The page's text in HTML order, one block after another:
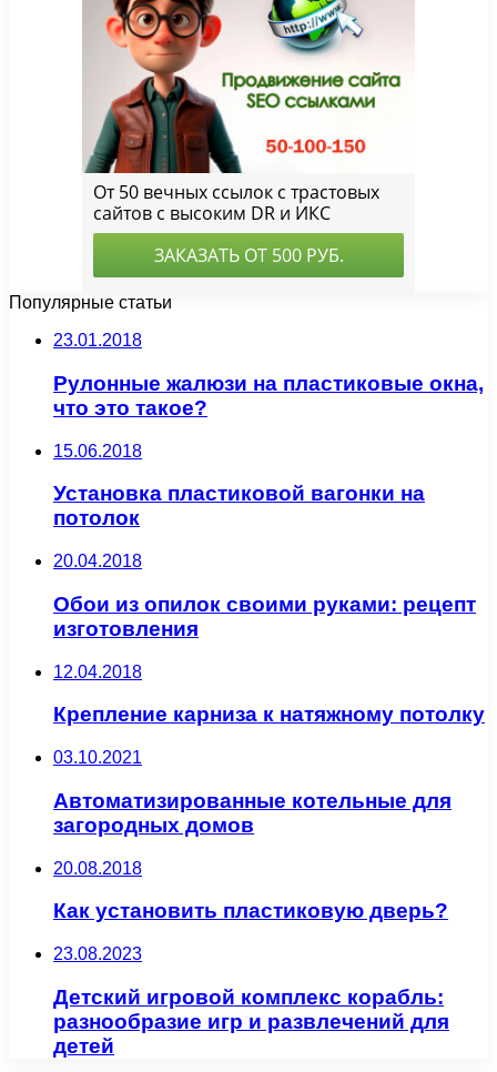
Популярные статьи
23.01.2018
Рулонные жалюзи на пластиковые окна,
что это такое?
15.06.2018
Установка пластиковой вагонки на
потолок
20.04.2018
Обои из опилок своими руками: рецепт
изготовления
12.04.2018
Крепление карниза к натяжному потолку
03.10.2021
Автоматизированные котельные для
загородных домов
20.08.2018
Как установить пластиковую дверь?
23.08.2023
Детский игровой комплекс корабль:
разнообразие игр и развлечений для
детей